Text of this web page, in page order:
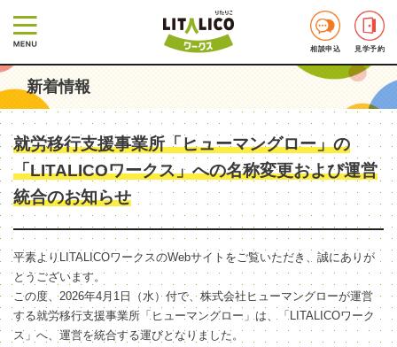
相談申込 見学予約
新着情報
就労移行支援事業所「ヒューマングロー」の
「LITALICOワークス」への名称変更および運営
統合のお知らせ
平素よりLITALICOワークスのWebサイトをご覧いただき、誠にありが
とうございます。
この度、2026年4月1日（水）付で、株式会社ヒューマングローが運営
する就労移行支援事業所「ヒューマングロー」は、「LITALICOワーク
ス」へ、運営を統合する運びとなりました。